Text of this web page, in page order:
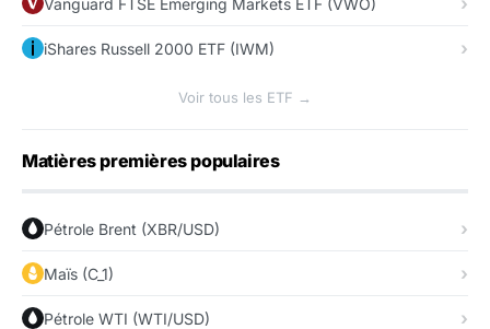
iShares Russell 2000 ETF (IWM)
Voir tous les ETF →
Matières premières populaires
Pétrole Brent (XBR/USD)
Maïs (C_1)
Pétrole WTI (WTI/USD)